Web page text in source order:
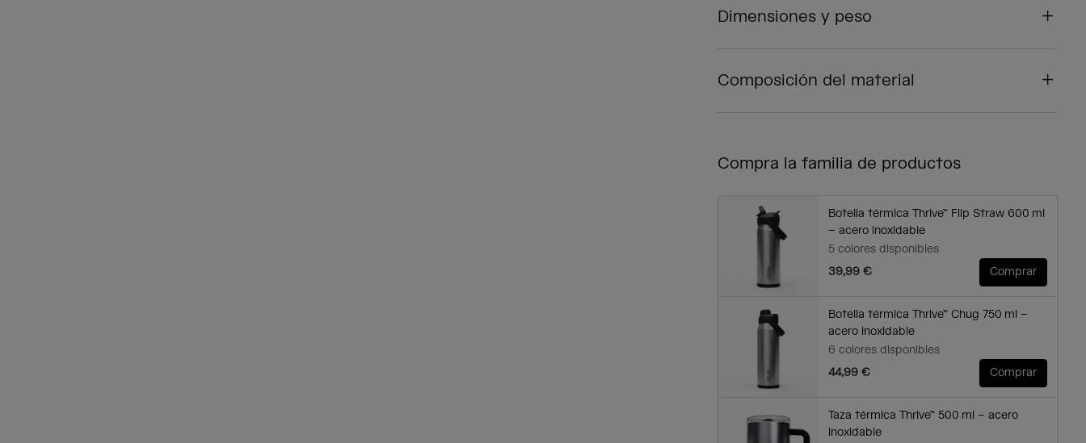
Dimensiones y peso
Composición del material
Compra la familia de productos
Botella térmica Thrive™ Flip Straw 600 ml
– acero inoxidable
5 colores disponibles
39,99 €
Comprar
Botella térmica Thrive™ Chug 750 ml –
acero inoxidable
6 colores disponibles
44,99 €
Comprar
Taza térmica Thrive™ 500 ml – acero
inoxidable